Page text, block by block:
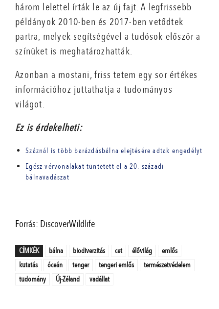
három lelettel írták le az új fajt. A legfrissebb
példányok 2010-ben és 2017-ben vetődtek
partra, melyek segítségével a tudósok először a
színüket is meghatározhatták.
Azonban a mostani, friss tetem egy sor értékes
információhoz juttathatja a tudományos
világot.
Ez is érdekelheti:
Száznál is több barázdásbálna elejtésére adtak engedélyt
Egész vérvonalakat tüntetett el a 20. századi
bálnavadászat
Forrás: DiscoverWildlife
CÍMKÉK bálna biodiverzitás cet élővilág
emlős
kutatás
óceán tenger tengeri emlős
természetvédelem
tudomány
Új-Zéland vadállat